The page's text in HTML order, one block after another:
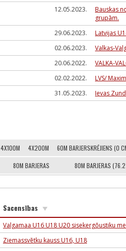
12.05.2023.
Bauskas
grupām.
29.06.2023.
Latvijas
02.06.2023.
Valkas-
20.06.2022.
VALKA-
02.02.2022.
LVS/
31.05.2023. Ievas
4X100M 4X200M 60M BARJERSKRĒJIENS (0
80M BARJERAS 80M BARJERAS
Sacensības
Valgamaa U16 U18 U20 sisekergōustiku
Ziemassvētku kauss U16, U18